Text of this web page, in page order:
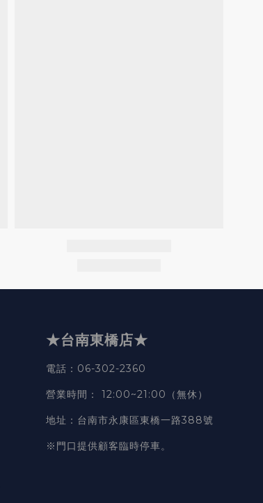
★台南東橋店★
電話 ：06-302-2360
營業時間 ： 12:00~21:00（無休）
地址 ：台南市永康區東橋一路388號
※門口提供顧客臨時停車。